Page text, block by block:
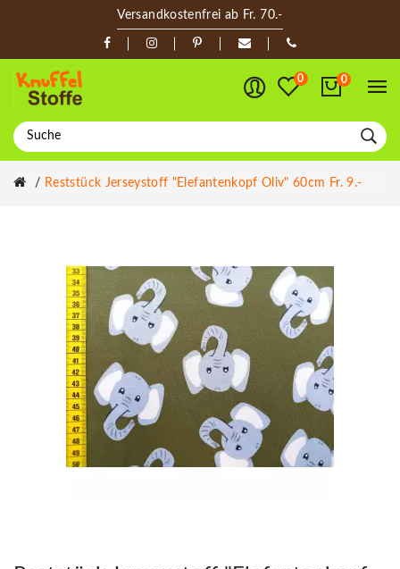
Versandkostenfrei ab Fr. 70.-
0 0
Reststück Jerseystoff "Elefantenkopf Oliv" 60cm Fr. 9.-